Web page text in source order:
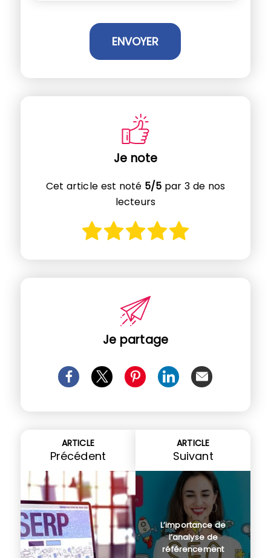
Je note
Cet article est noté 5/5 par 3 de nos
lecteurs
Je partage
ARTICLE
Précédent
ARTICLE
Suivant
L’importance de
l’analyse de
référencement